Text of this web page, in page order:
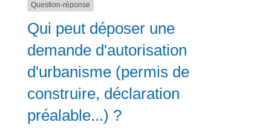
Question-réponse
Qui peut déposer une
demande d'autorisation
d'urbanisme (permis de
construire, déclaration
préalable...) ?